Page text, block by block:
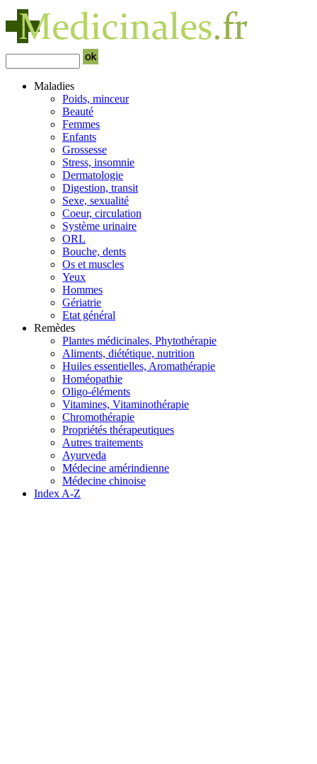
Maladies
Poids, minceur
Beauté
Femmes
Enfants
Grossesse
Stress, insomnie
Dermatologie
Digestion, transit
Sexe, sexualité
Coeur, circulation
Système urinaire
ORL
Bouche, dents
Os et muscles
Yeux
Hommes
Gériatrie
Etat général
Remèdes
Plantes médicinales, Phytothérapie
Aliments, diététique, nutrition
Huiles essentielles, Aromathérapie
Homéopathie
Oligo-éléments
Vitamines, Vitaminothérapie
Chromothérapie
Propriétés thérapeutiques
Autres traitements
Ayurveda
Médecine amérindienne
Médecine chinoise
Index A-Z